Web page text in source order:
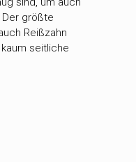
Der größte
Reißzahn
seitliche